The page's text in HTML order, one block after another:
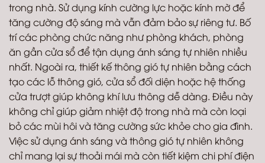
trong nhà. Sử dụng kính cường lực hoặc kính mờ để
tăng cường độ sáng mà vẫn đảm bảo sự riêng tư. Bố
trí các phòng chức năng như phòng khách, phòng
ăn gần cửa sổ để tận dụng ánh sáng tự nhiên nhiều
nhất. Ngoài ra, thiết kế thông gió tự nhiên bằng cách
tạo các lỗ thông gió, cửa sổ đối diện hoặc hệ thống
cửa trượt giúp không khí lưu thông dễ dàng. Điều này
không chỉ giúp giảm nhiệt độ trong nhà mà còn loại
bỏ các mùi hôi và tăng cường sức khỏe cho gia đình.
Việc sử dụng ánh sáng và thông gió tự nhiên không
chỉ mang lại sự thoải mái mà còn tiết kiệm chi phí điện